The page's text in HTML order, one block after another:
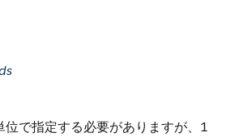
位で指定する必要がありますが、1